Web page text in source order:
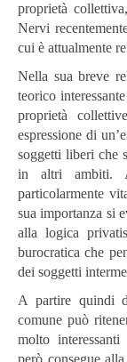
proprietà
Nervi
cui è attualmente
Nella sua breve
teorico
proprietà
espressione di
soggetti liberi che
in altri ambiti.
particolarmente
sua importanza si
alla logica
burocratica che
dei soggetti
A partire quindi
comune può
molto
però consegue